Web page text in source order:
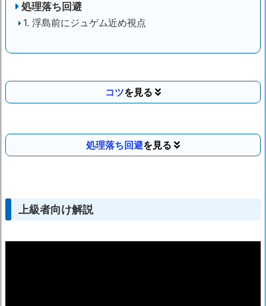
処理落ち回避
1. 浮島前にジュゲム近め視点
コツ
処理落ち回避
上級者向け解説